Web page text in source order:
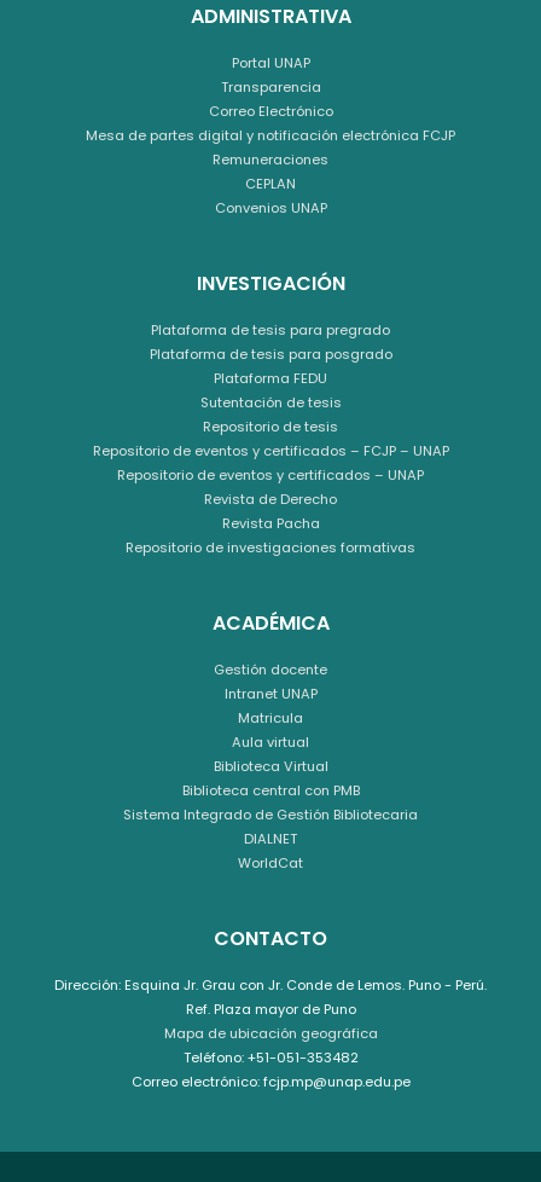
ADMINISTRATIVA
Portal UNAP
Transparencia
Correo Electrónico
Mesa de partes digital y notificación electrónica FCJP
Remuneraciones
CEPLAN
Convenios UNAP
INVESTIGACIÓN
Plataforma de tesis para pregrado
Plataforma de tesis para posgrado
Plataforma FEDU
Sutentación de tesis
Repositorio de tesis
Repositorio de eventos y certificados – FCJP – UNAP
Repositorio de eventos y certificados – UNAP
Revista de Derecho
Revista Pacha
Repositorio de investigaciones formativas
ACADÉMICA
Gestión docente
Intranet UNAP
Matricula
Aula virtual
Biblioteca Virtual
Biblioteca central con PMB
Sistema Integrado de Gestión Bibliotecaria
DIALNET
WorldCat
CONTACTO
Dirección: Esquina Jr. Grau con Jr. Conde de Lemos. Puno - Perú.
Ref. Plaza mayor de Puno
Mapa de ubicación geográfica
Teléfono: +51-051-353482
Correo electrónico: fcjp.mp@unap.edu.pe